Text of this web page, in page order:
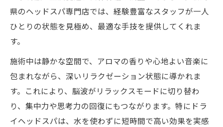
県のヘッドスパ専門店では、経験豊富なスタッフが一人
ひとりの状態を見極め、最適な手技を提供してくれま
す。
施術中は静かな空間で、アロマの香りや心地よい音楽に
包まれながら、深いリラクゼーション状態に導かれま
す。これにより、脳波がリラックスモードに切り替わ
り、集中力や思考力の回復にもつながります。特にドラ
イヘッドスパは、水を使わずに短時間で高い効果を実感